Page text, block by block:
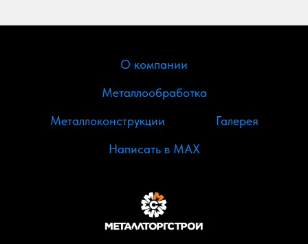
О компании
Металлообработка
Металлоконструкции
Галерея
Написать в МАХ